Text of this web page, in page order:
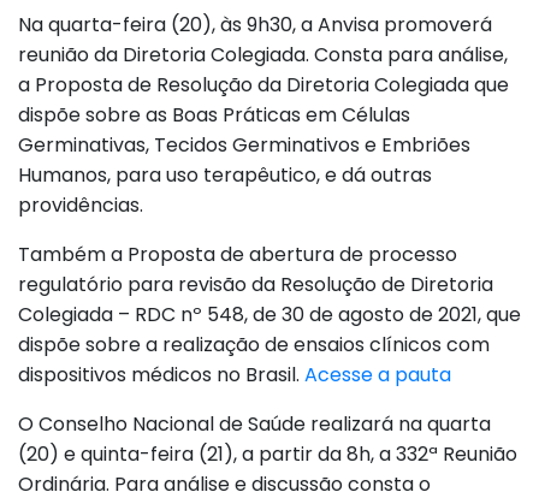
Na quarta-feira (20), às 9h30, a Anvisa promoverá
reunião da Diretoria Colegiada. Consta para análise,
a Proposta de Resolução da Diretoria Colegiada que
dispõe sobre as Boas Práticas em Células
Germinativas, Tecidos Germinativos e Embriões
Humanos, para uso terapêutico, e dá outras
providências.
Também a Proposta de abertura de processo
regulatório para revisão da Resolução de Diretoria
Colegiada – RDC nº 548, de 30 de agosto de 2021, que
dispõe sobre a realização de ensaios clínicos com
dispositivos médicos no Brasil. Acesse a pauta
O Conselho Nacional de Saúde realizará na quarta
(20) e quinta-feira (21), a partir da 8h, a 332ª Reunião
Ordinária. Para análise e discussão consta o